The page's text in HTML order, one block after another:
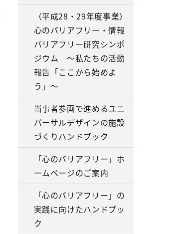
（平成28・29年度事業）
心のバリアフリー・情報
バリアフリー研究シンポ
ジウム ～私たちの活動
報告「ここから始めよ
う」～
当事者参画で進めるユニ
バーサルデザインの施設
づくりハンドブック
「心のバリアフリー」ホ
ームページのご案内
「心のバリアフリー」の
実践に向けたハンドブッ
ク